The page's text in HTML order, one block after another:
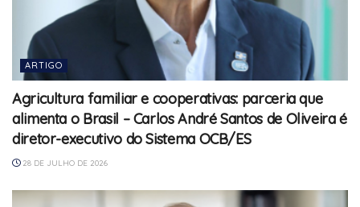
ARTIGO
Agricultura familiar e cooperativas: parceria que
alimenta o Brasil – Carlos André Santos de Oliveira é
diretor-executivo do Sistema OCB/ES
28 DE JULHO DE 2026